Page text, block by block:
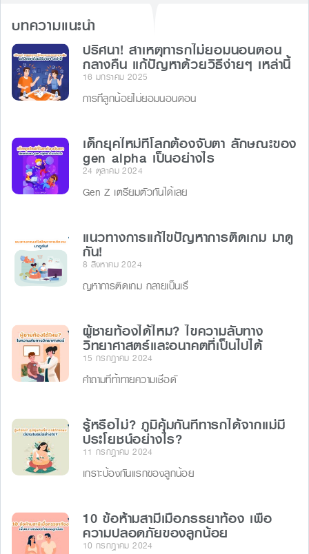
o
k
er
บทความแนะนำ
ปริศนา! สาเหตุทารกไม่ยอมนอนตอน
กลางคืน แก้ปัญหาด้วยวิธีง่ายๆ เหล่านี้
16 มกราคม 2025
การที่ลูกน้อยไม่ยอมนอนตอน
เด็กยุคใหม่ที่โลกต้องจับตา ลักษณะของ
gen alpha เป็นอย่างไร
24 ตุลาคม 2024
Gen Z เตรียมตัวกันได้เลย
แนวทางการแก้ไขปัญหาการติดเกม มาดู
กัน!
8 สิงหาคม 2024
ญหาการติดเกม กลายเป็นเรื่
ผู้ชายท้องได้ไหม? ไขความลับทาง
วิทยาศาสตร์และอนาคตที่เป็นไปได้
15 กรกฎาคม 2024
คำถามที่ท้าทายความเชื่อดั
รู้หรือไม่? ภูมิคุ้มกันที่ทารกได้จากแม่มี
ประโยชน์อย่างไร?
11 กรกฎาคม 2024
เกราะป้องกันแรกของลูกน้อย
10 ข้อห้ามสามีเมื่อภรรยาท้อง เพื่อ
ความปลอดภัยของลูกน้อย
10 กรกฎาคม 2024